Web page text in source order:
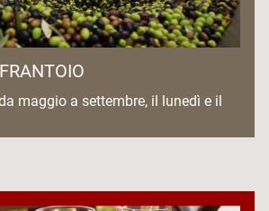
maggio a settembre, il lunedì e il